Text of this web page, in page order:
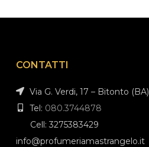
CONTATTI
Via G. Verdi, 17 – Bitonto (BA)
Tel: 080.3744878
Cell: 3275383429
info@profumeriamastrangelo.it